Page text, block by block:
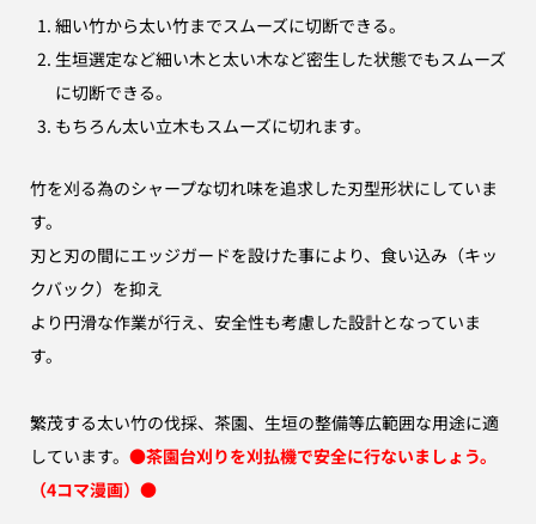
細い竹から太い竹までスムーズに切断できる。
生垣選定など細い木と太い木など密生した状態でもスムーズ
に切断できる。
もちろん太い立木もスムーズに切れます。
竹を刈る為のシャープな切れ味を追求した刃型形状にしていま
す。
刃と刃の間にエッジガードを設けた事により、食い込み（キッ
クバック）を抑え
より円滑な作業が行え、安全性も考慮した設計となっていま
す。
繁茂する太い竹の伐採、茶園、生垣の整備等広範囲な用途に適
しています。 ●茶園台刈りを刈払機で安全に行ないましょう。
（4コマ漫画） ●